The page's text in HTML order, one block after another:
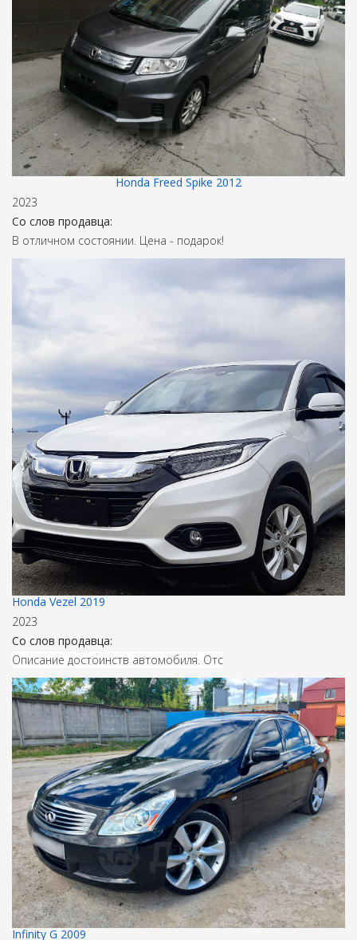
Honda Freed Spike 2012
2023
Со слов продавца:
В отличном состоянии. Цена - подарок!
Honda Vezel 2019
2023
Со слов продавца:
Описание достоинств автомобиля. Отс
Infinity G 2009